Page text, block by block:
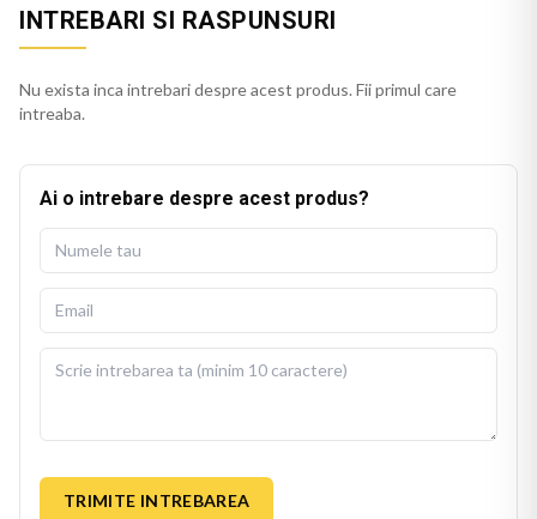
INTREBARI SI RASPUNSURI
Nu exista inca intrebari despre acest produs. Fii primul care
intreaba.
Ai o intrebare despre acest produs?
TRIMITE INTREBAREA